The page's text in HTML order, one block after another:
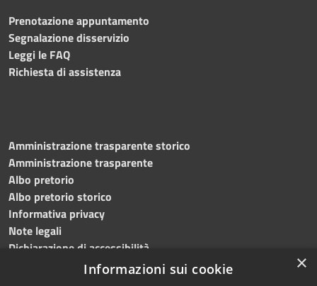
Prenotazione appuntamento
Segnalazione disservizio
Leggi le FAQ
Richiesta di assistenza
Amministrazione trasparente storico
Amministrazione trasparente
Albo pretorio
Albo pretorio storico
Informativa privacy
Note legali
Dichiarazione di accessibilità
×
Informazioni sui cookie